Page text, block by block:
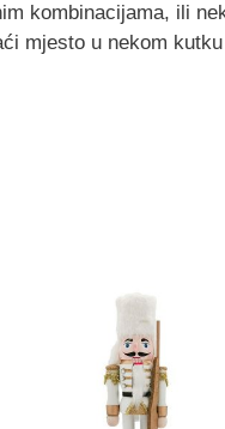
kombinacijama, ili
mjesto u nekom